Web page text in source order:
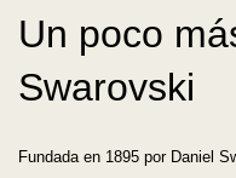
Un poco
Swarovski
Fundada en 1895 por Daniel